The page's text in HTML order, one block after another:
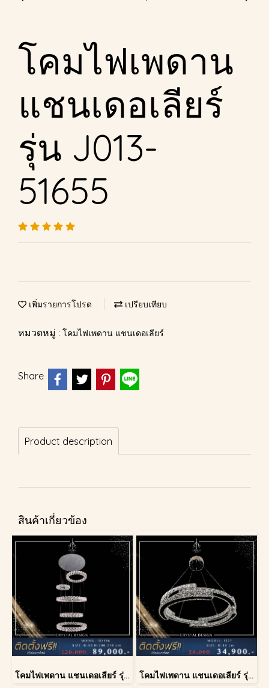
โคมไฟเพดาน
แชนเดอเลียร์
รุ่น J013-
51655
เพิ่มรายการโปรด เปรียบเทียบ
หมวดหมู่ : โคมไฟเพดาน แชนเดอเลียร์
Share
Product description
สินค้าเกี่ยวข้อง
โคมไฟเพดาน แชนเดอเลียร์ รุ่น 183586 โคมไฟเพดาน แชนเดอเลียร์ รุ่น 1227